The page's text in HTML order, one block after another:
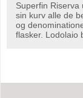
Superfin Riserva
sin kurv alle de
og
flasker. Lodolaio